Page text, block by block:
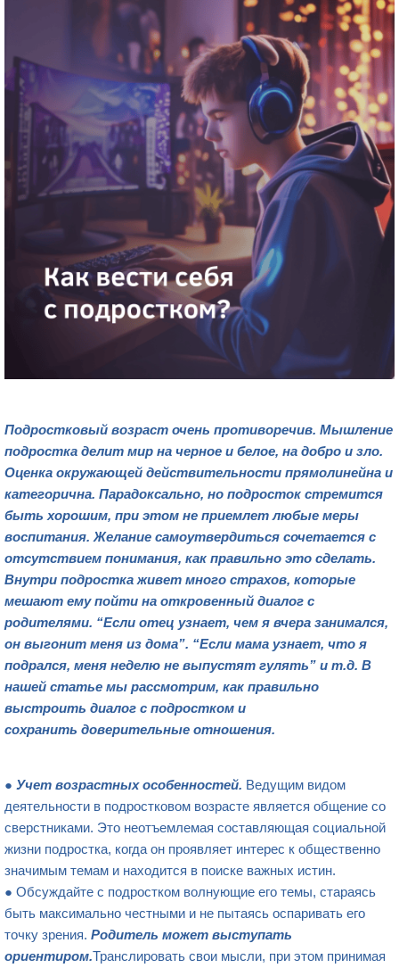
Подростковый возраст очень противоречив. Мышление
подростка делит мир на черное и белое, на добро и зло.
Оценка окружающей действительности прямолинейна и
категорична. Парадоксально, но подросток стремится
быть хорошим, при этом не приемлет любые меры
воспитания. Желание самоутвердиться сочетается с
отсутствием понимания, как правильно это сделать.
Внутри подростка живет много страхов, которые
мешают ему пойти на откровенный диалог с
родителями. “Если отец узнает, чем я вчера занимался,
он выгонит меня из дома”. “Если мама узнает, что я
подрался, меня неделю не выпустят гулять” и т.д. В
нашей статье мы рассмотрим, как правильно
выстроить диалог с подростком и
сохранить доверительные отношения.
● Учет возрастных особенностей. Ведущим видом
деятельности в подростковом возрасте является общение со
сверстниками. Это неотъемлемая составляющая социальной
жизни подростка, когда он проявляет интерес к общественно
значимым темам и находится в поиске важных истин.
● Обсуждайте с подростком волнующие его темы, стараясь
быть максимально честными и не пытаясь оспаривать его
точку зрения. Родитель может выступать
ориентиром.Транслировать свои мысли, при этом принимая